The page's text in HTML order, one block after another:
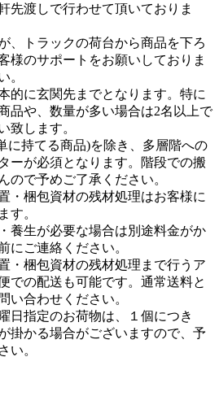
先渡しで行わせて頂いておりま
、トラックの荷台から商品を下ろ
様のサポートをお願いしておりま
。
的に玄関先までとなります。特に
品や、数量が多い場合は2名以上で
致します。
に持てる商品)を除き、多層階への
ーが必須となります。階段での搬
ので予めご了承ください。
・梱包資材の残材処理はお客様に
す。
養生が必要な場合は別途料金がか
にご連絡ください。
・梱包資材の残材処理まで行うア
での配送も可能です。通常送料と
い合わせください。
日指定のお荷物は、１個につき
掛かる場合がございますので、予
い。